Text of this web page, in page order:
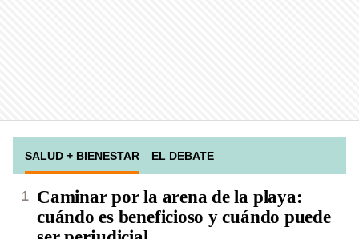
SALUD + BIENESTAR EL DEBATE
Caminar por la arena de la playa:
cuándo es beneficioso y cuándo puede